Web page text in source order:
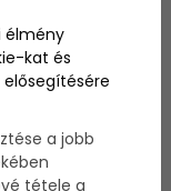
élmény
kat és
a jobb
tétele a